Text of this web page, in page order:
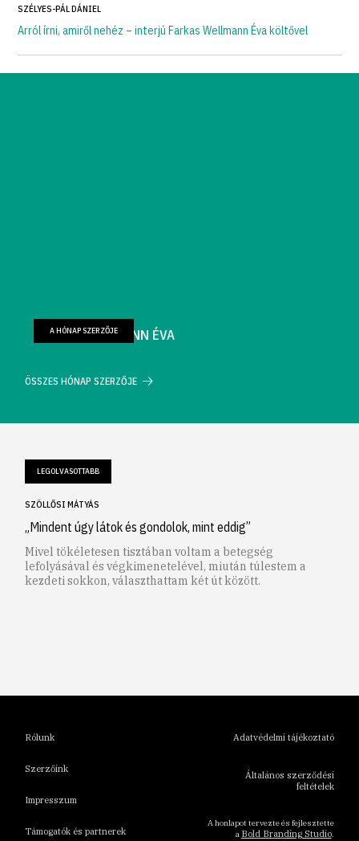
SZÉLYES-PÁL DÁNIEL
Arról írni, amiről nehéz – interjú Farkas Wellmann Éva költővel
FARKAS WELLMANN ÉVA
A HÓNAP SZERZŐJE
ÖSSZES HÓNAP SZERZŐJE
LEGOLVASOTTABB
SZÖLLŐSI MÁTYÁS
„Mindent úgy látok és gondolok, mint eddig”
Mivel tökéletesen tisztában voltam a betegség
lefolyásával és végkimenetelével, miután túlestem a
kezdeti sokkon, választhattam két út között.
Rólunk
Szerzőink
Impresszum
Támogatók és partnerek
Adatvédelmi tájékoztató
Általános szerződési
feltételek
A honlapot tervezte és fejlesztette
a Bold Branding Studio.